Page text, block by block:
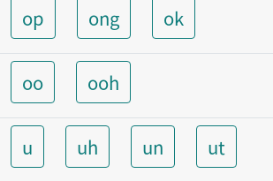
op
ong ok
oo ooh
u uh un ut